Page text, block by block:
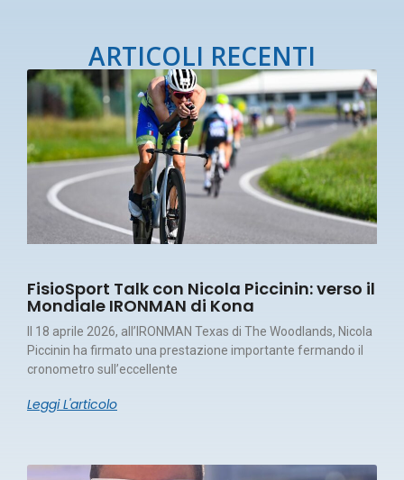
ARTICOLI RECENTI
FisioSport Talk con Nicola Piccinin: verso il
Mondiale IRONMAN di Kona
Il 18 aprile 2026, all’IRONMAN Texas di The Woodlands, Nicola
Piccinin ha firmato una prestazione importante fermando il
cronometro sull’eccellente
Leggi L'articolo